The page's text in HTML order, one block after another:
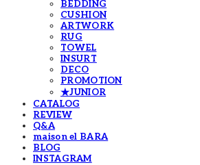
BEDDING
CUSHION
ARTWORK
RUG
TOWEL
INSURT
DECO
PROMOTION
★JUNIOR
CATALOG
REVIEW
Q&A
maison el BARA
BLOG
INSTAGRAM